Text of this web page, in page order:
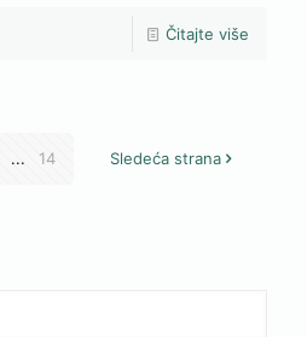
Čitajte više
... 14 Sledeća strana